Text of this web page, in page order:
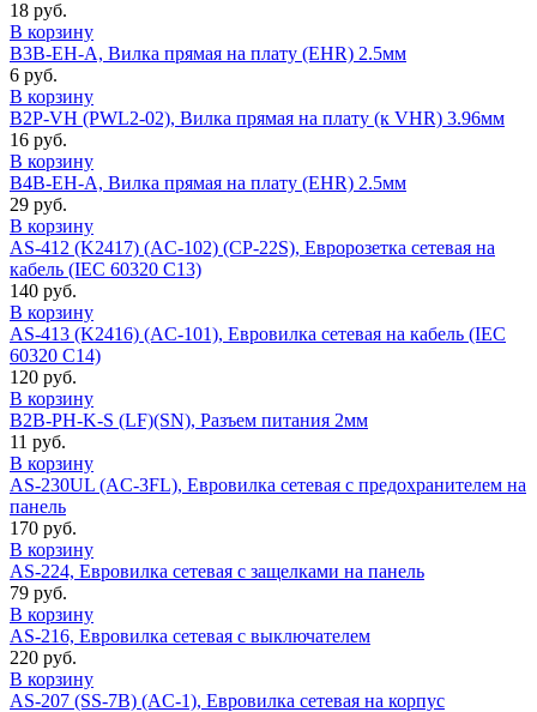
18 руб.
В корзину
B3B-EH-A, Вилка прямая на плату (EHR) 2.5мм
6 руб.
В корзину
B2P-VH (PWL2-02), Вилка прямая на плату (к VHR) 3.96мм
16 руб.
В корзину
B4B-EH-A, Вилка прямая на плату (EHR) 2.5мм
29 руб.
В корзину
AS-412 (K2417) (AC-102) (CP-22S), Евророзетка сетевая на
кабель (IEC 60320 C13)
140 руб.
В корзину
AS-413 (K2416) (AC-101), Евровилка сетевая на кабель (IEC
60320 C14)
120 руб.
В корзину
B2B-PH-K-S (LF)(SN), Разъем питания 2мм
11 руб.
В корзину
AS-230UL (AC-3FL), Евровилка сетевая с предохранителем на
панель
170 руб.
В корзину
AS-224, Евровилка сетевая с защелками на панель
79 руб.
В корзину
AS-216, Евровилка сетевая с выключателем
220 руб.
В корзину
AS-207 (SS-7B) (AC-1), Евровилка сетевая на корпус